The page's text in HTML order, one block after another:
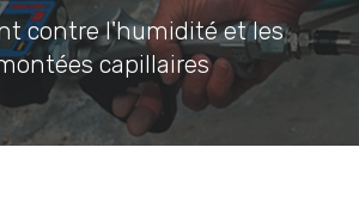
contre l'humidité et les
capillaires